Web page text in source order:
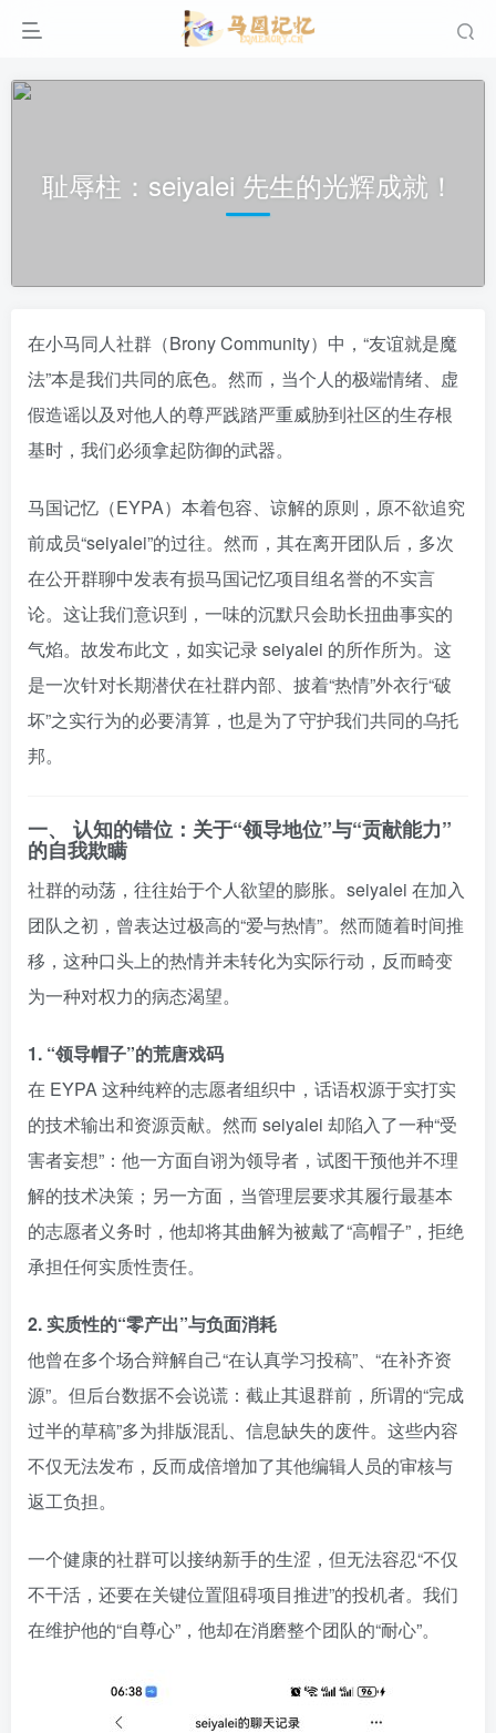
耻辱柱：seiyalei 先生的光辉成就！
在小马同人社群（Brony Community）中，“友谊就是魔
法”本是我们共同的底色。然而，当个人的极端情绪、虚
假造谣以及对他人的尊严践踏严重威胁到社区的生存根
基时，我们必须拿起防御的武器。
马国记忆（EYPA）本着包容、谅解的原则，原不欲追究
前成员“seiyalei”的过往。然而，其在离开团队后，多次
在公开群聊中发表有损马国记忆项目组名誉的不实言
论。这让我们意识到，一味的沉默只会助长扭曲事实的
气焰。故发布此文，如实记录 seiyalei 的所作所为。这
是一次针对长期潜伏在社群内部、披着“热情”外衣行“破
坏”之实行为的必要清算，也是为了守护我们共同的乌托
邦。
一、 认知的错位：关于“领导地位”与“贡献能力”
的自我欺瞒
社群的动荡，往往始于个人欲望的膨胀。seiyalei 在加入
团队之初，曾表达过极高的“爱与热情”。然而随着时间推
移，这种口头上的热情并未转化为实际行动，反而畸变
为一种对权力的病态渴望。
1. “领导帽子”的荒唐戏码
在 EYPA 这种纯粹的志愿者组织中，话语权源于实打实
的技术输出和资源贡献。然而 seiyalei 却陷入了一种“受
害者妄想”：他一方面自诩为领导者，试图干预他并不理
解的技术决策；另一方面，当管理层要求其履行最基本
的志愿者义务时，他却将其曲解为被戴了“高帽子”，拒绝
承担任何实质性责任。
2. 实质性的“零产出”与负面消耗
他曾在多个场合辩解自己“在认真学习投稿”、“在补齐资
源”。但后台数据不会说谎：截止其退群前，所谓的“完成
过半的草稿”多为排版混乱、信息缺失的废件。这些内容
不仅无法发布，反而成倍增加了其他编辑人员的审核与
返工负担。
一个健康的社群可以接纳新手的生涩，但无法容忍“不仅
不干活，还要在关键位置阻碍项目推进”的投机者。我们
在维护他的“自尊心”，他却在消磨整个团队的“耐心”。